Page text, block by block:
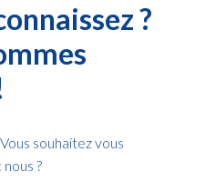
?
souhaitez vous
?